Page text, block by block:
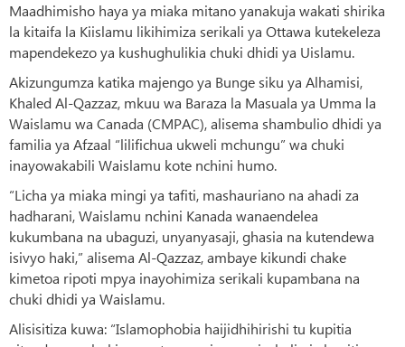
Maadhimisho haya ya miaka mitano yanakuja wakati shirika
la kitaifa la Kiislamu likihimiza serikali ya Ottawa kutekeleza
mapendekezo ya kushughulikia chuki dhidi ya Uislamu.
Akizungumza katika majengo ya Bunge siku ya Alhamisi,
Khaled Al-Qazzaz, mkuu wa Baraza la Masuala ya Umma la
Waislamu wa Canada (CMPAC), alisema shambulio dhidi ya
familia ya Afzaal “lilifichua ukweli mchungu” wa chuki
inayowakabili Waislamu kote nchini humo.
“Licha ya miaka mingi ya tafiti, mashauriano na ahadi za
hadharani, Waislamu nchini Kanada wanaendelea
kukumbana na ubaguzi, unyanyasaji, ghasia na kutendewa
isivyo haki,” alisema Al-Qazzaz, ambaye kikundi chake
kimetoa ripoti mpya inayohimiza serikali kupambana na
chuki dhidi ya Waislamu.
Alisisitiza kuwa: “Islamophobia haijidhihirishi tu kupitia